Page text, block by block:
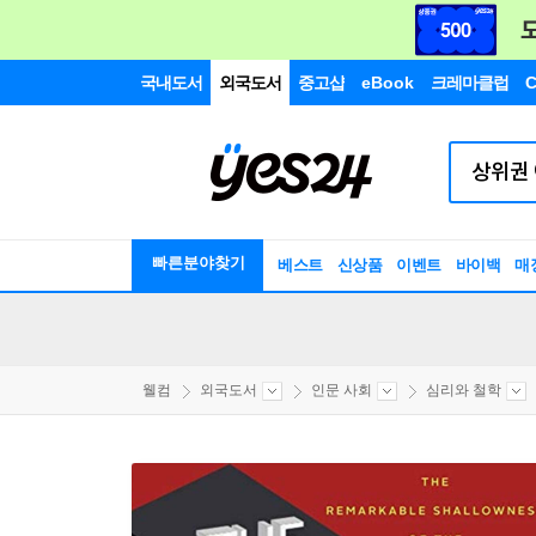
국내도서 외국도서 중고샵 eBook 크레마클럽
빠른분야찾기 베스트 신상품 이벤트 바이백 매
웰컴 외국도서 인문 사회 심리와 철학